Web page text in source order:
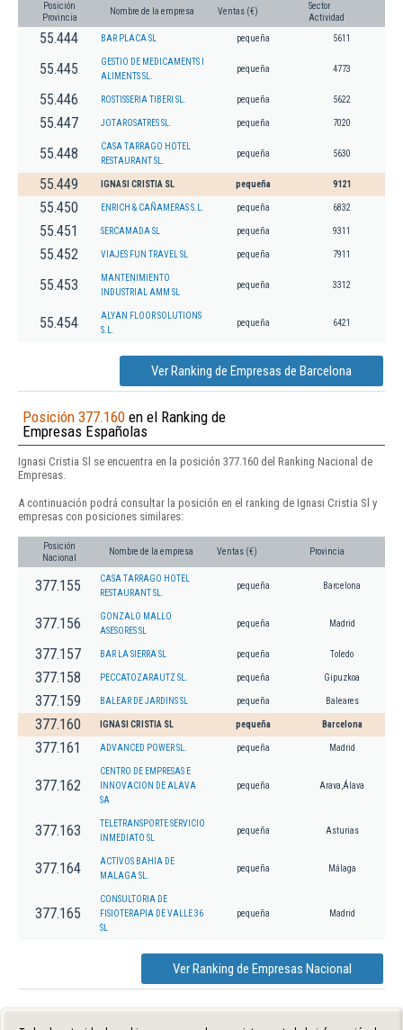
Posición
Provincia
Nombre de la empresa Ventas (€)
Sector
Actividad
55.444 BAR PLACA SL pequeña 5611
55.445
GESTIO DE MEDICAMENTS I
ALIMENTS SL.
pequeña 4773
55.446 ROSTISSERIA TIBERI SL. pequeña 5622
55.447 JOTAROSATRES SL. pequeña 7020
55.448
CASA TARRAGO HOTEL
RESTAURANT SL.
pequeña 5630
55.449 IGNASI CRISTIA SL pequeña 9121
55.450 ENRICH & CAÑAMERAS S.L. pequeña 6832
55.451 SERCAMADA SL pequeña 9311
55.452 VIAJES FUN TRAVEL SL pequeña 7911
55.453
MANTENIMIENTO
INDUSTRIAL AMM SL
pequeña 3312
55.454
ALYAN FLOOR SOLUTIONS
S.L.
pequeña 6421
Ver Ranking de Empresas de Barcelona
Posición 377.160 en el Ranking de
Empresas Españolas
Ignasi Cristia Sl se encuentra en la posición 377.160 del Ranking Nacional de
Empresas.
A continuación podrá consultar la posición en el ranking de Ignasi Cristia Sl y
empresas con posiciones similares:
Posición
Nacional
Nombre de la empresa Ventas (€) Provincia
377.155
CASA TARRAGO HOTEL
RESTAURANT SL.
pequeña Barcelona
377.156
GONZALO MALLO
ASESORES SL
pequeña Madrid
377.157 BAR LA SIERRA SL pequeña Toledo
377.158 PECCATOZARAUTZ SL. pequeña Gipuzkoa
377.159 BALEAR DE JARDINS SL pequeña Baleares
377.160 IGNASI CRISTIA SL pequeña Barcelona
377.161 ADVANCED POWER SL. pequeña Madrid
377.162
CENTRO DE EMPRESAS E
INNOVACION DE ALAVA
SA
pequeña Arava,Álava
377.163
TELETRANSPORTE SERVICIO
INMEDIATO SL
pequeña Asturias
377.164
ACTIVOS BAHIA DE
MALAGA SL.
pequeña Málaga
377.165
CONSULTORIA DE
FISIOTERAPIA DE VALLE 36
SL
pequeña Madrid
Ver Ranking de Empresas Nacional